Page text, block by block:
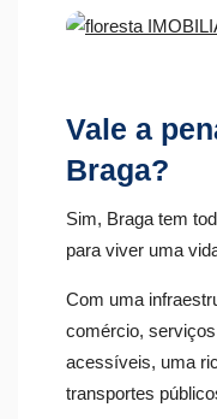
Vale a
Braga?
Sim, Braga tem
para viver uma
Com uma
comércio,
acessíveis, uma
transportes